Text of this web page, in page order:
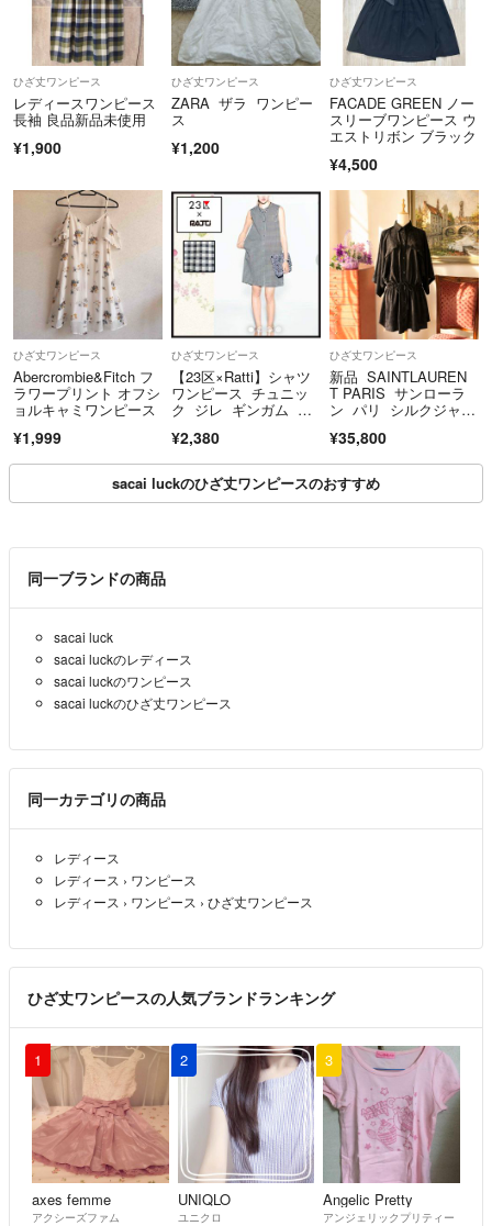
ひざ丈ワンピース
レディースワンピース
長袖 良品新品未使用
¥1,900
ひざ丈ワンピース
ZARA ザラ ワンピー
ス
¥1,200
ひざ丈ワンピース
FACADE GREEN ノー
スリーブワンピース ウ
エストリボン ブラック
¥4,500
ひざ丈ワンピース
Abercrombie&Fitch フ
ラワープリント オフシ
ョルキャミワンピース
¥1,999
ひざ丈ワンピース
【23区×Ratti】シャツ
ワンピース チュニッ
ク ジレ ギンガム 手
¥2,380
ひざ丈ワンピース
新品 SAINTLAUREN
T PARIS サンローラ
ン パリ シルクジャカ
ンピース チュニック
¥35,800
sacai luckのひざ丈ワンピースのおすすめ
同一ブランドの商品
sacai luck
sacai luckのレディース
sacai luckのワンピース
sacai luckのひざ丈ワンピース
同一カテゴリの商品
レディース
レディース › ワンピース
レディース › ワンピース › ひざ丈ワンピース
ひざ丈ワンピースの人気ブランドランキング
1
axes femme
アクシーズファム
2
UNIQLO
ユニクロ
3
Angelic Pretty
アンジェリックプリティー